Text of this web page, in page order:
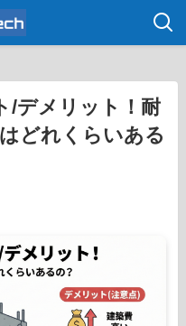
/デメリット！耐
どれくらいある